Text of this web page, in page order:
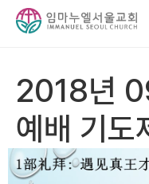
2018년
예배 기도